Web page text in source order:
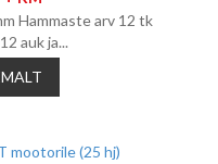
Hammaste arv 12 tk
auk ja...